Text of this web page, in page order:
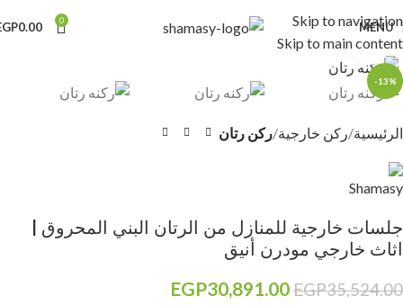
Skip to navigation
Skip to main content
MENU
0
0.00
-13%
Click to enlarge
الرئيسية ركن خارجية ركن رتان
جلسات خارجية للمنازل من الرتان البني المحروق |
اثاث خارجي مودرن أنيق
EGP35,524.00
EGP30,891.00